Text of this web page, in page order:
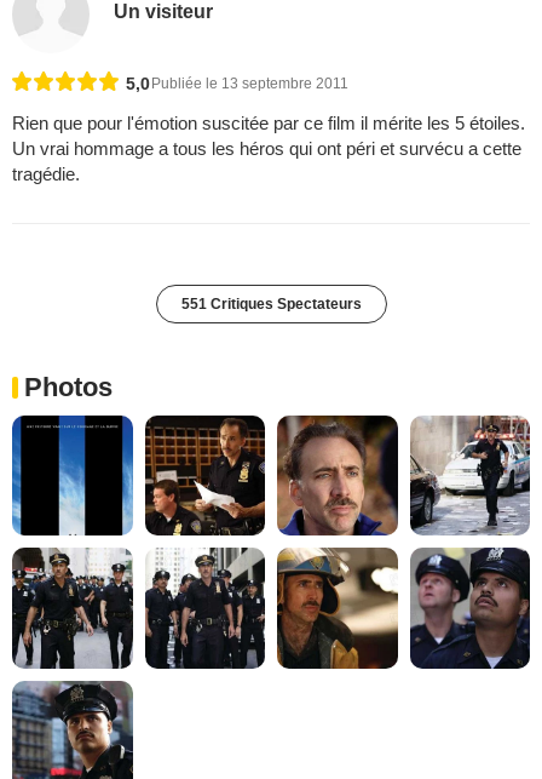
Un visiteur
5,0Publiée le 13 septembre 2011
Rien que pour l'émotion suscitée par ce film il mérite les 5 étoiles.
Un vrai hommage a tous les héros qui ont péri et survécu a cette
tragédie.
551 Critiques Spectateurs
Photos